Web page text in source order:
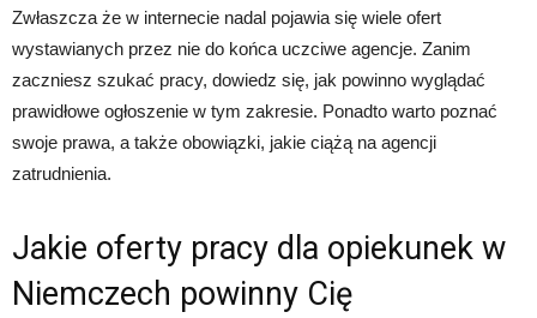
Zwłaszcza że w internecie nadal pojawia się wiele ofert
wystawianych przez nie do końca uczciwe agencje. Zanim
zaczniesz szukać pracy, dowiedz się, jak powinno wyglądać
prawidłowe ogłoszenie w tym zakresie. Ponadto warto poznać
swoje prawa, a także obowiązki, jakie ciążą na agencji
zatrudnienia.
Jakie oferty pracy dla opiekunek w
Niemczech powinny Cię